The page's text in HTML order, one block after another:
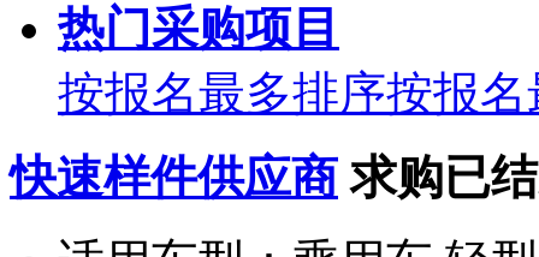
热门采购项目
按报名最多排序按报
快速样件供应商 求购已